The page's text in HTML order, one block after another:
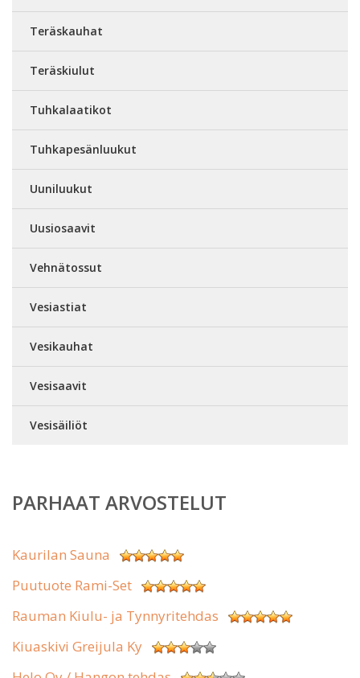
Teräskauhat
Teräskiulut
Tuhkalaatikot
Tuhkapesänluukut
Uuniluukut
Uusiosaavit
Vehnätossut
Vesiastiat
Vesikauhat
Vesisaavit
Vesisäiliöt
PARHAAT ARVOSTELUT
Kaurilan Sauna
Puutuote Rami-Set
Rauman Kiulu- ja Tynnyritehdas
Kiuaskivi Greijula Ky